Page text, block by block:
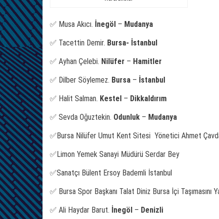
✅ Musa Akıcı. İnegöl – Mudanya
✅ Tacettin Demir. Bursa- İstanbul
✅ Ayhan Çelebi. Nilüfer – Hamitler
✅ Dilber Söylemez. Bursa – İstanbul
✅ Halit Salman. Kestel – Dikkaldırım
✅ Sevda Oğuztekin. Odunluk – Mudanya
✅Bursa Nilüfer Umut Kent Sitesi Yönetici Ahmet
✅Limon Yemek Sanayi Müdürü Serdar Bey
✅Sanatçı Bülent Ersoy Bademli İstanbul
✅ Bursa Spor Başkanı Talat Diniz Bursa İçi Taşımasını
✅ Ali Haydar Barut. İnegöl – Denizli